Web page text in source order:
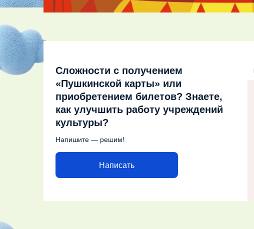
Сложности с получением
«Пушкинской карты» или
приобретением билетов? Знаете,
как улучшить работу учреждений
культуры?
Напишите — решим!
Написать